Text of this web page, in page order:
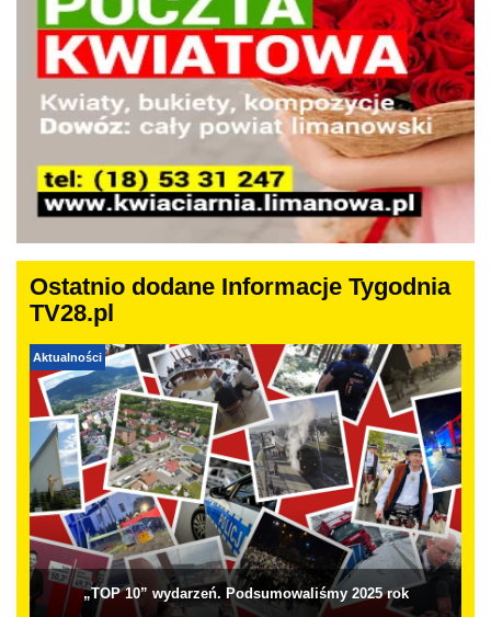
Ostatnio dodane Informacje Tygodnia
TV28.pl
Aktualności
„TOP 10” wydarzeń. Podsumowaliśmy 2025 rok